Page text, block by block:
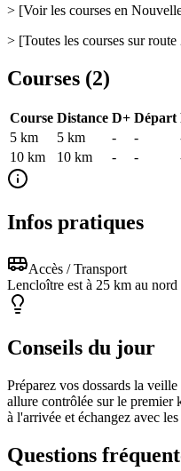
> [Voir les courses en
> [Toutes les courses sur
Courses (2)
Course Distance D+ Départ
5 km
5 km - -
10 km
10 km - -
Infos pratiques
Accès / Transport
Lencloître est à 25 km au
Conseils du jour
Préparez vos dossards la
allure contrôlée sur le premier
à l'arrivée et échangez avec
Questions